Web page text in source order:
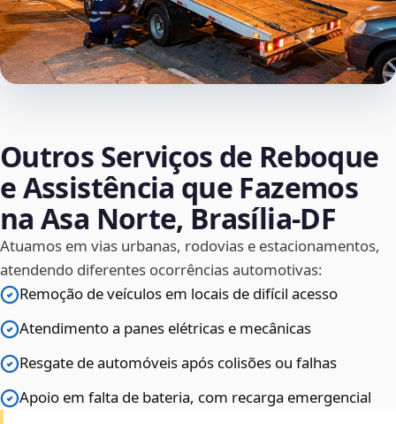
Outros Serviços de Reboque
e Assistência que Fazemos
na Asa Norte, Brasília‑DF
Atuamos em vias urbanas, rodovias e estacionamentos,
atendendo diferentes ocorrências automotivas:
Remoção de veículos em locais de difícil acesso
Atendimento a panes elétricas e mecânicas
Resgate de automóveis após colisões ou falhas
Apoio em falta de bateria, com recarga emergencial